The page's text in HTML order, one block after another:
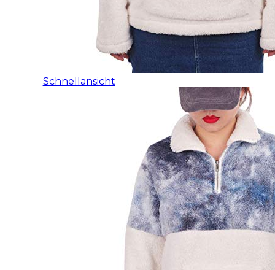
Schnellansicht